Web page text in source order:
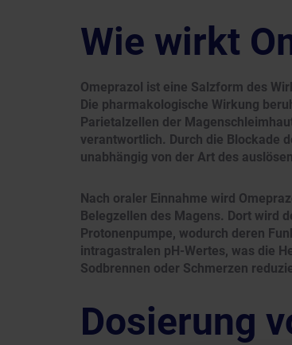
Wie wirkt
Omeprazol ist eine Salzform des
Die pharmakologische Wirkung
Parietalzellen der
verantwortlich. Durch die Blockade
unabhängig von der Art des
Nach oraler Einnahme wird
Belegzellen des Magens. Dort wird
Protonenpumpe, wodurch deren
intragastralen pH-Wertes, was die
Sodbrennen oder Schmerzen
Dosierung